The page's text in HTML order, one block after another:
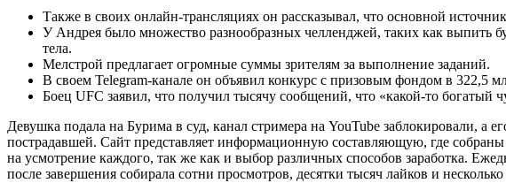
Также в своих онлайн-трансляциях он рассказывал, что основной
У Андрея было множество разнообразных челленджей, таких как выпить
тела.
Мелстрой предлагает огромные суммы зрителям за выполнение заданий.
В своем Telegram-канале он объявил конкурс с призовым фондом в 322,5
Боец UFC заявил, что получил тысячу сообщений, что «какой-то богатый
Девушка подала на Бурима в суд, канал стримера на YouTube заблокировали,
пострадавшей. Сайт представляет информационную составляющую, где
на усмотрение каждого, так же как и выбор различных способов заработка.
после завершения собирала сотни просмотров, десятки тысяч лайков и